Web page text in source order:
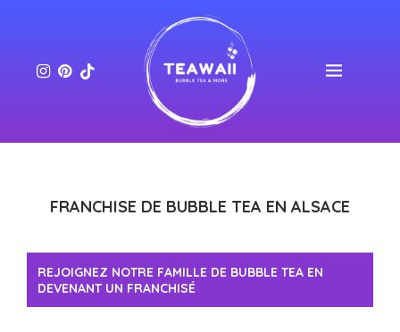
FRANCHISE DE BUBBLE TEA EN ALSACE
REJOIGNEZ NOTRE FAMILLE DE BUBBLE TEA EN
DEVENANT UN FRANCHISÉ